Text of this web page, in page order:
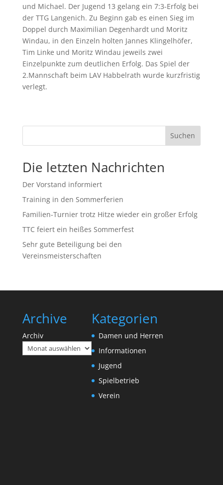
und Michael. Der Jugend 13 gelang ein 7:3-Erfolg bei
der TTG Langenich. Zu Beginn gab es einen Sieg im
Doppel durch Maximilian Degenhardt und Moritz
Windau, in den Einzeln holten Jannes Klingelhöfer,
Tim Linke und Moritz Windau jeweils zwei
Einzelpunkte zum deutlichen Erfolg. Das Spiel der
2.Mannschaft beim LAV Habbelrath wurde kurzfristig
verlegt.
Suchen
Die letzten Nachrichten
Der Vorstand informiert
Training in den Sommerferien
Familien-Turnier trotz Hitze wieder ein großer Erfolg
TTC feiert ein heißes Sommerfest
Sehr gute Beteiligung bei den
Vereinsmeisterschaften
Archive
Archiv
Kategorien
Damen und Herren
Informationen
Jugend
Spielbetrieb
Verein